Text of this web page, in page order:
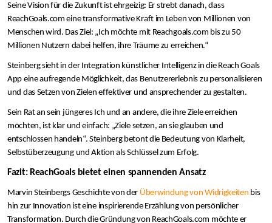
Seine Vision für die Zukunft ist ehrgeizig: Er strebt danach, dass
ReachGoals.com eine transformative Kraft im Leben von Millionen von
Menschen wird. Das Ziel: „Ich möchte mit Reachgoals.com bis zu 50
Millionen Nutzern dabei helfen, ihre Träume zu erreichen.“
Steinberg sieht in der Integration künstlicher Intelligenz in die Reach Goals
App eine aufregende Möglichkeit, das Benutzererlebnis zu personalisieren
und das Setzen von Zielen effektiver und ansprechender zu gestalten.
Sein Rat an sein jüngeres Ich und an andere, die ihre Ziele erreichen
möchten, ist klar und einfach: „Ziele setzen, an sie glauben und
entschlossen handeln“. Steinberg betont die Bedeutung von Klarheit,
Selbstüberzeugung und Aktion als Schlüssel zum Erfolg.
Fazit: ReachGoals bietet einen spannenden Ansatz
Marvin Steinbergs Geschichte von der Überwindung von Widrigkeiten bis
hin zur Innovation ist eine inspirierende Erzählung von persönlicher
Transformation. Durch die Gründung von ReachGoals.com möchte er